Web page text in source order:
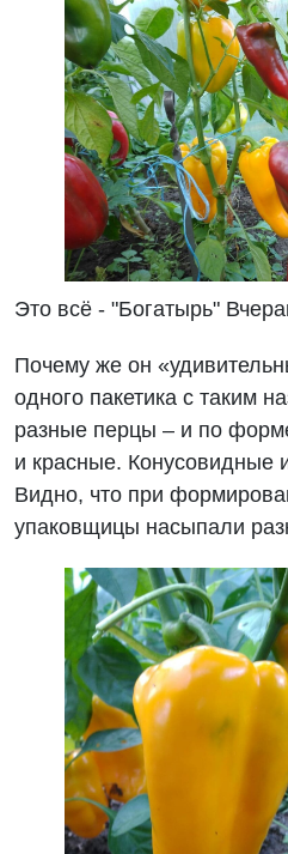
Это всё - "Богатырь"
Почему же он
одного пакетика с таким
разные перцы – и по
и красные. Конусовидные
Видно, что при
упаковщицы насыпали